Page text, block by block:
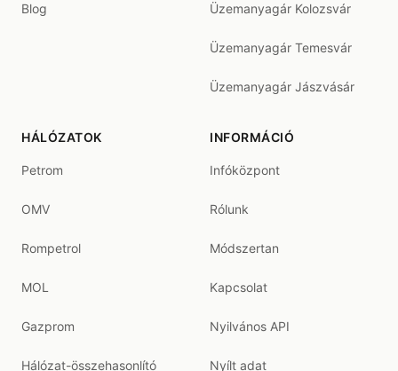
Blog Üzemanyagár Kolozsvár
Üzemanyagár Temesvár
Üzemanyagár Jászvásár
HÁLÓZATOK
Petrom
OMV
Rompetrol
MOL
Gazprom
Hálózat-összehasonlító
INFORMÁCIÓ
Infóközpont
Rólunk
Módszertan
Kapcsolat
Nyilvános API
Nyílt adat